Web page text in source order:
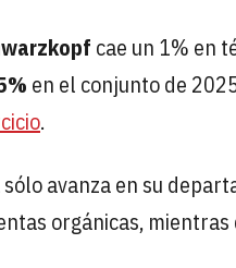
cae un 1% en
en el conjunto de
.
avanza en su
orgánicas, mientras